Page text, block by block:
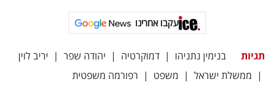
עקבו אחרינו
תגיות בנימין נתניהו | דמוקרטיה | יהודה שפר | יריב לוין
| ממשלת ישראל | משפט | רפורמה משפטית